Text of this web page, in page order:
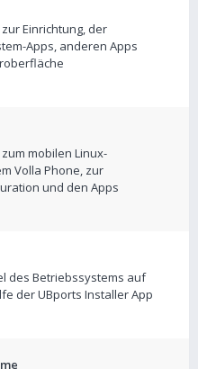
Einrichtung, der
Apps, anderen Apps
mobilen Linux-
Volla Phone, zur
und den Apps
des Betriebssystems auf
der UBports Installer App